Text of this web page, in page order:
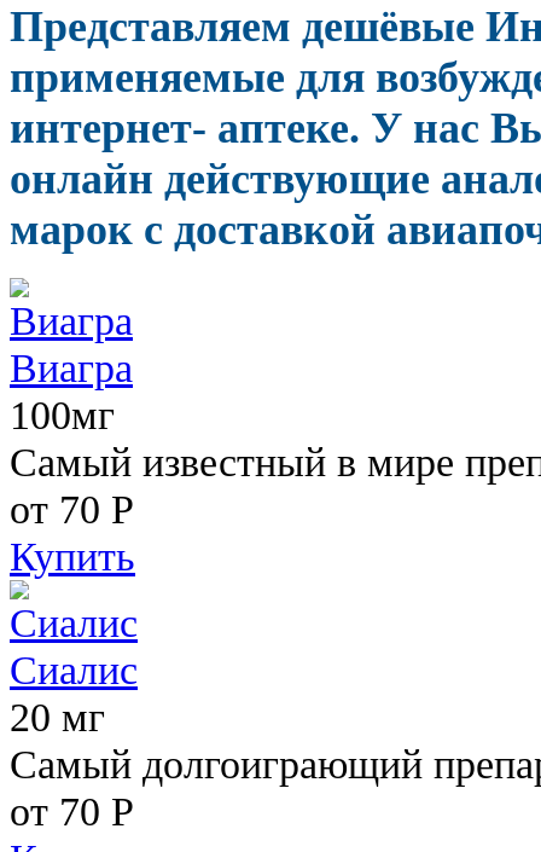
Представляем дешёвые
применяемые для
интернет- аптеке. У нас
онлайн действующие
марок с доставкой
Виагра
100мг
Самый известный в мире
от 70 Р
Купить
Сиалис
20 мг
Самый долгоиграющий
от 70 Р